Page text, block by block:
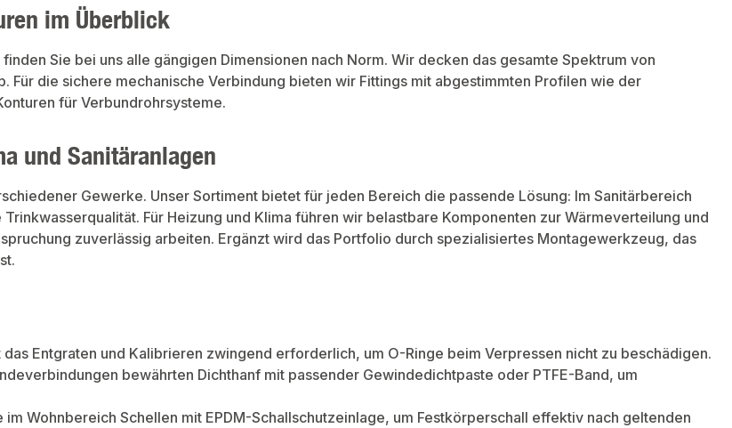
im Überblick
Sie bei uns alle gängigen Dimensionen nach Norm. Wir decken das gesamte Spektrum von
Für die sichere mechanische Verbindung bieten wir Fittings mit abgestimmten Profilen wie der
für Verbundrohrsysteme.
und Sanitäranlagen
Gewerke. Unser Sortiment bietet für jeden Bereich die passende Lösung: Im Sanitärbereich
Für Heizung und Klima führen wir belastbare Komponenten zur Wärmeverteilung und
zuverlässig arbeiten. Ergänzt wird das Portfolio durch spezialisiertes Montagewerkzeug, das
Entgraten und Kalibrieren zwingend erforderlich, um O-Ringe beim Verpressen nicht zu beschädigen.
bewährten Dichthanf mit passender Gewindedichtpaste oder PTFE-Band, um
Wohnbereich Schellen mit EPDM-Schallschutzeinlage, um Festkörperschall effektiv nach geltenden